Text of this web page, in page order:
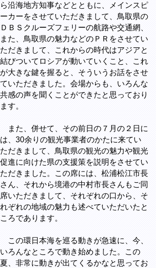
ら沿海地方知事などとともに、メインスピ
ーカーをさせていただきまして、鳥取県の
ＤＢＳクルーズフェリーの航路や交通網、
また、鳥取県の魅力などのＰＲをさせてい
ただきまして、これからの時代はアジアと
結びついてロシアが動いていくこと、これ
が大きな鍵を握ると、そういうお話をさせ
ていただきました。会場からも、いろんな
共感の声を聞くことができたと思っており
ます。
また、併せて、その前日の７月の２日に
は、30余りの観光事業者のかたに来てい
ただきまして、鳥取県の観光の魅力や観光
促進に向けた県の支援策を説明をさせてい
ただきました。この席には、松浦松江市長
さん、それから境港の中村市長さんもご同
席いただきまして、それぞれの口から、そ
れぞれの地域の魅力も述べていただいたと
ころであります。
この環日本海を巡る動きが急速に、今、
いろんなところで動き始めました。この
夏、非常に動きが出てくるかなと思ってお